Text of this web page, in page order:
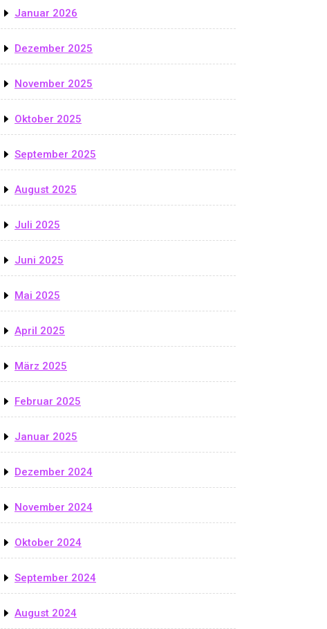
Januar 2026
Dezember 2025
November 2025
Oktober 2025
September 2025
August 2025
Juli 2025
Juni 2025
Mai 2025
April 2025
März 2025
Februar 2025
Januar 2025
Dezember 2024
November 2024
Oktober 2024
September 2024
August 2024